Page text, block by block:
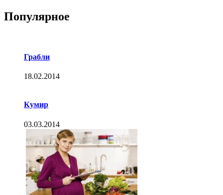
Популярное
Грабли
18.02.2014
Кумир
03.03.2014